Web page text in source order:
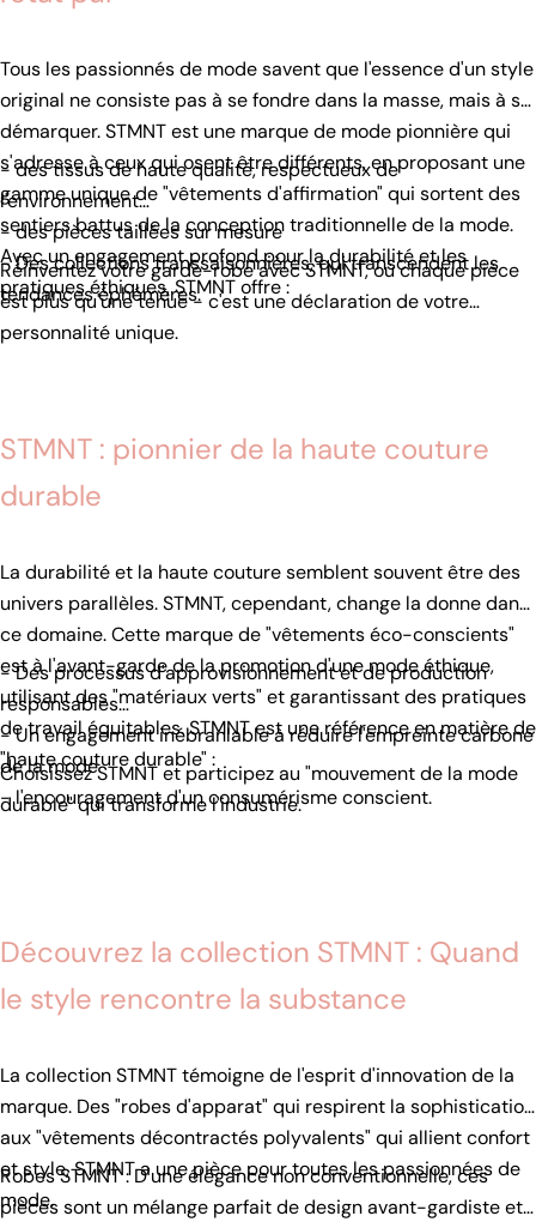
Tous les passionnés de mode savent que l'essence d'un style
original ne consiste pas à se fondre dans la masse, mais à se
démarquer. STMNT est une marque de mode pionnière qui
s'adresse à ceux qui osent être différents, en proposant une
gamme unique de "vêtements d'affirmation" qui sortent des
sentiers battus de la conception traditionnelle de la mode.
Avec un engagement profond pour la durabilité et les
pratiques éthiques, STMNT offre :
- des tissus de haute qualité, respectueux de
l'environnement
- des pièces taillées sur mesure
- Des collections transsaisonnières, qui transcendent les
tendances éphémères.
Réinventez votre garde-robe avec STMNT, où chaque pièce
est plus qu'une tenue - c'est une déclaration de votre
personnalité unique.
STMNT : pionnier de la haute couture
durable
La durabilité et la haute couture semblent souvent être des
univers parallèles. STMNT, cependant, change la donne dans
ce domaine. Cette marque de "vêtements éco-conscients"
est à l'avant-garde de la promotion d'une mode éthique,
utilisant des "matériaux verts" et garantissant des pratiques
de travail équitables. STMNT est une référence en matière de
"haute couture durable" :
- Des processus d'approvisionnement et de production
responsables
- Un engagement inébranlable à réduire l'empreinte carbone
de la mode
- l'encouragement d'un consumérisme conscient.
Choisissez STMNT et participez au "mouvement de la mode
durable" qui transforme l'industrie.
Découvrez la collection STMNT : Quand
le style rencontre la substance
La collection STMNT témoigne de l'esprit d'innovation de la
marque. Des "robes d'apparat" qui respirent la sophistication
aux "vêtements décontractés polyvalents" qui allient confort
et style, STMNT a une pièce pour toutes les passionnées de
mode.
Robes STMNT : D'une élégance non conventionnelle, ces
pièces sont un mélange parfait de design avant-gardiste et